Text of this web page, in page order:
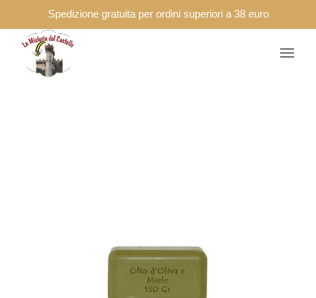
Spedizione gratuita per ordini superiori a 38 euro